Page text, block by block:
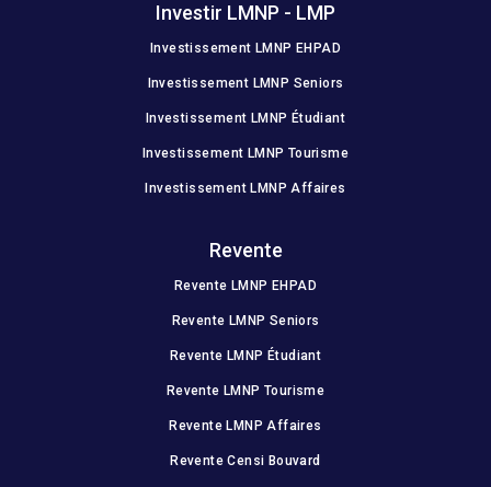
Investir LMNP - LMP
Investissement LMNP EHPAD
Investissement LMNP Seniors
Investissement LMNP Étudiant
Investissement LMNP Tourisme
Investissement LMNP Affaires
Revente
Revente LMNP EHPAD
Revente LMNP Seniors
Revente LMNP Étudiant
Revente LMNP Tourisme
Revente LMNP Affaires
Revente Censi Bouvard